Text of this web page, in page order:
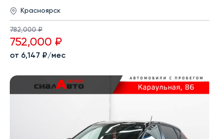
Красноярск
782,000 ₽
752,000 ₽
от 6,147 ₽/мес